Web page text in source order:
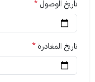
تاريخ الوصول*
تاريخ المغادرة*